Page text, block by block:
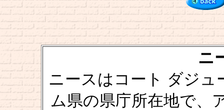
ニ
ニースはコート ダジ
ム県の県庁所在地で、